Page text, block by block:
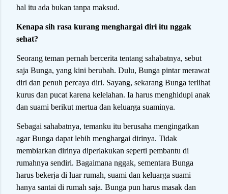
hal itu ada bukan tanpa maksud.
Kenapa sih rasa kurang menghargai diri itu nggak
sehat?
Seorang teman pernah bercerita tentang sahabatnya, sebut
saja Bunga, yang kini berubah. Dulu, Bunga pintar merawat
diri dan penuh percaya diri. Sayang, sekarang Bunga terlihat
kurus dan pucat karena kelelahan. Ia harus menghidupi anak
dan suami berikut mertua dan keluarga suaminya.
Sebagai sahabatnya, temanku itu berusaha mengingatkan
agar Bunga dapat lebih menghargai dirinya. Tidak
membiarkan dirinya diperlakukan seperti pembantu di
rumahnya sendiri. Bagaimana nggak, sementara Bunga
harus bekerja di luar rumah, suami dan keluarga suami
hanya santai di rumah saja. Bunga pun harus masak dan